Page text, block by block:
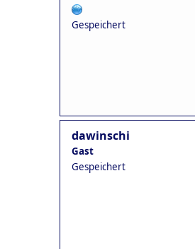
Gespeichert
dawinschi
Gast
Gespeichert